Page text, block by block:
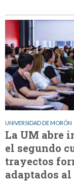
UNIVERSIDAD DE MORÓN
La UM abre
el segundo
trayectos
adaptados